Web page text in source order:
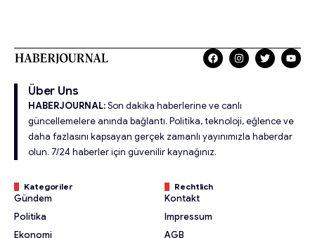
Über Uns
HABERJOURNAL:Son dakika haberlerine ve canlı
güncellemelere anında bağlantı. Politika, teknoloji, eğlence ve
daha fazlasını kapsayan gerçek zamanlı yayınımızla haberdar
olun. 7/24 haberler için güvenilir kaynağınız.
Kategoriler
Gündem
Politika
Ekonomi
Rechtlich
Kontakt
Impressum
AGB